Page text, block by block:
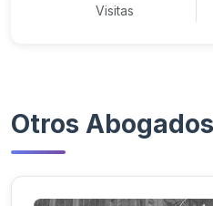
Visitas
Otros